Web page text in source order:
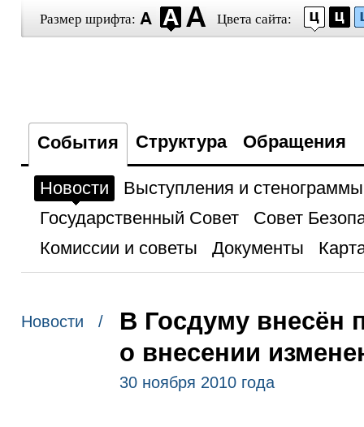
Размер шрифта: Цвета сайта:
События Структура Обращения
Новости
Выступления и стенограммы
Государственный Совет
Совет
Комиссии и советы
Документы
Новости /
В Госдуму внесён
о внесении
30 ноября 2010 года